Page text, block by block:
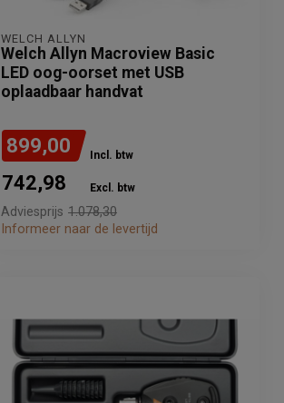
WELCH ALLYN
Welch Allyn Macroview Basic
LED oog-oorset met USB
oplaadbaar handvat
899,00 Incl. btw
742,98 Excl. btw
Adviesprijs 1.078,30
Informeer naar de levertijd